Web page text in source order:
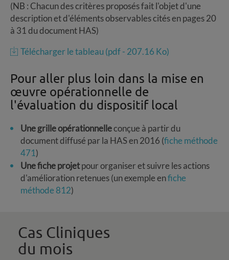
(NB : Chacun des critères proposés fait l'objet d'une
description et d'éléments observables cités en pages 20
à 31 du document HAS)
Télécharger le tableau (pdf - 207.16 Ko)
Pour aller plus loin dans la mise en
œuvre opérationnelle de
l'évaluation du dispositif local
Une grille opérationnelleconçue à partir du
document diffusé par la HAS en 2016 (fiche méthode
471)
Une fiche projetpour organiser et suivre les actions
d'amélioration retenues (un exemple enfiche
méthode 812)
Cas Cliniques
du mois